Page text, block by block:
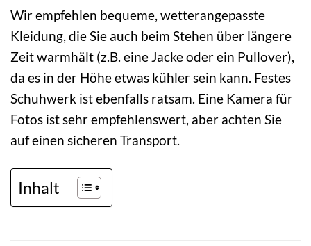
Wir empfehlen bequeme, wetterangepasste
Kleidung, die Sie auch beim Stehen über längere
Zeit warmhält (z.B. eine Jacke oder ein Pullover),
da es in der Höhe etwas kühler sein kann. Festes
Schuhwerk ist ebenfalls ratsam. Eine Kamera für
Fotos ist sehr empfehlenswert, aber achten Sie
auf einen sicheren Transport.
Inhalt